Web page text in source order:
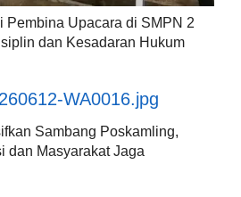
Pembina Upacara di SMPN 2
dan Kesadaran Hukum
Sambang Poskamling,
dan Masyarakat Jaga